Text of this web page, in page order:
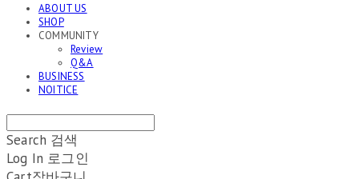
ABOUT US
SHOP
COMMUNITY
Review
Q&A
BUSINESS
NOITICE
Search 검색
Log In 로그인